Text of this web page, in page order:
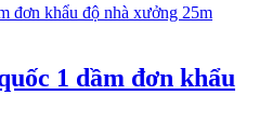
1 dầm đơn khẩu